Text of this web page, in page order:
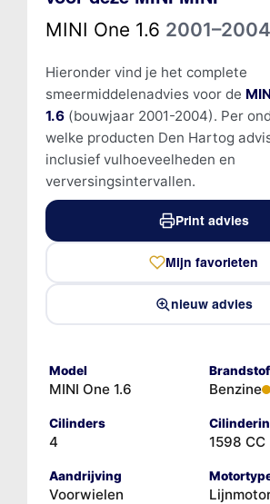
MINI One 1.6 2001–2004
Hieronder vind je het complete
smeermiddelenadvies voor de
1.6(bouwjaar 2001-2004). Per
welke producten Den Hartog
inclusief vulhoeveelheden en
verversingsintervallen.
Print advies
Mijn favorieten
nieuw advies
Model
MINI One 1.6
Brandstof
Benzine
Cilinders
4 1598 CC
Aandrijving
Voorwielen